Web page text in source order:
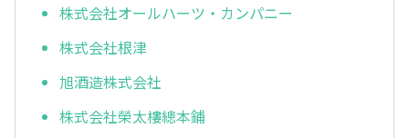
株式会社オールハーツ・カンパニー
株式会社根津
旭酒造株式会社
株式会社榮太樓總本鋪